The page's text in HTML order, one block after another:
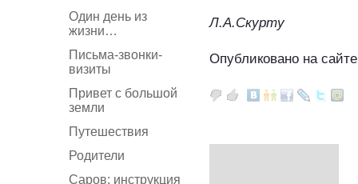
Один день из
жизни…
Письма-звонки-
визиты
Привет с большой
земли
Путешествия
Родители
Саров: инструкция
Л.А.Скурту
Опубликовано на